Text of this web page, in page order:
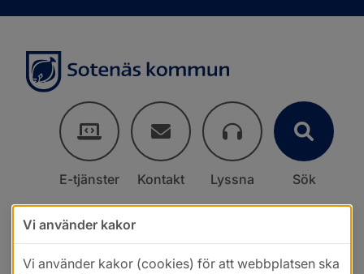
E-tjänster Kontakt Lyssna Sök
Vi använder kakor
Vi använder kakor (cookies) för att webbplatsen ska